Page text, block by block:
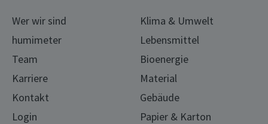
Wer wir sind
humimeter
Team
Karriere
Kontakt
Login
Klima & Umwelt
Lebensmittel
Bioenergie
Material
Gebäude
Papier & Karton